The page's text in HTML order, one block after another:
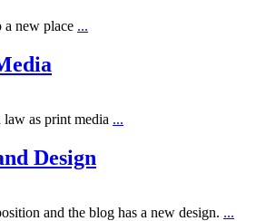
new place ...
as print media ...
Design
and the blog has a new design. ...